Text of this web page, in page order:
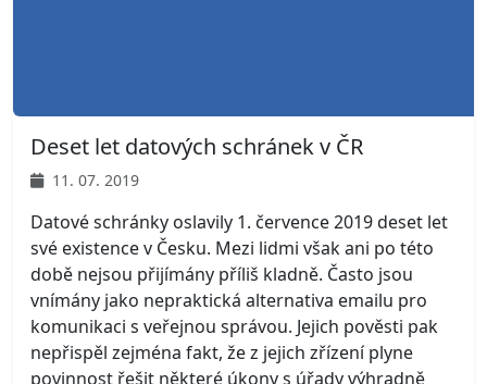
Deset let datových schránek v ČR
11. 07. 2019
Datové schránky oslavily 1. července 2019 deset let
své existence v Česku. Mezi lidmi však ani po této
době nejsou přijímány příliš kladně. Často jsou
vnímány jako nepraktická alternativa emailu pro
komunikaci s veřejnou správou. Jejich pověsti pak
nepřispěl zejména fakt, že z jejich zřízení plyne
povinnost řešit některé úkony s úřady výhradně